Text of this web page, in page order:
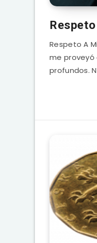
Respeto A
me proveyó
profundos.